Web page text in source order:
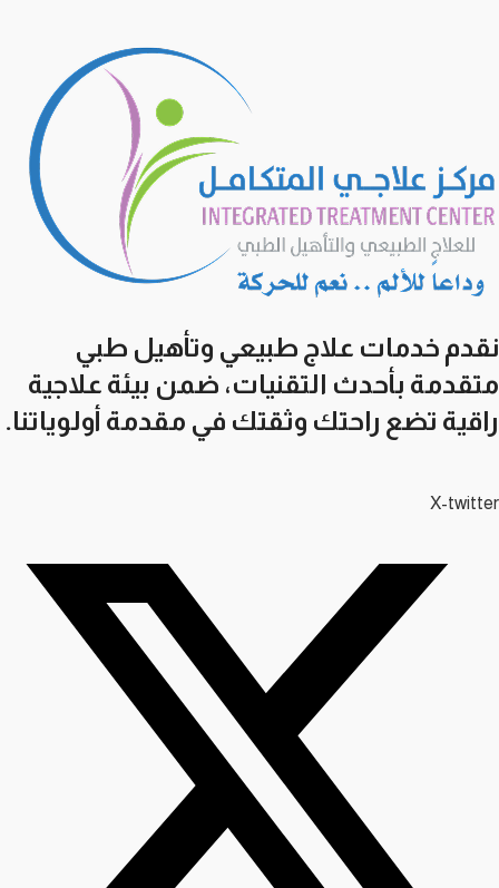
نقدم خدمات علاج طبيعي وتأهيل طبي
متقدمة بأحدث التقنيات، ضمن بيئة علاجية
راقية تضع راحتك وثقتك في مقدمة أولوياتنا.
X-twitter